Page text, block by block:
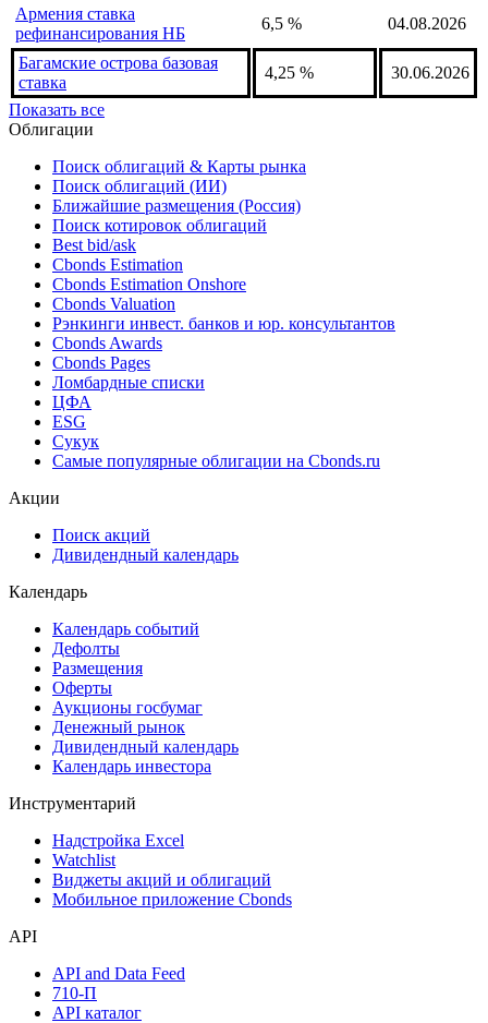
Армения ставка
рефинансирования НБ
6,5 % 04.08.2026
Багамские острова базовая
ставка
4,25 %
30.06.2026
Показать все
Облигации
Поиск облигаций & Карты рынка
Поиск облигаций (ИИ)
Ближайшие размещения (Россия)
Поиск котировок облигаций
Best bid/ask
Cbonds Estimation
Cbonds Estimation Onshore
Cbonds Valuation
Рэнкинги инвест. банков и юр. консультантов
Cbonds Awards
Cbonds Pages
Ломбардные списки
ЦФА
ESG
Сукук
Самые популярные облигации на Cbonds.ru
Акции
Поиск акций
Дивидендный календарь
Календарь
Календарь событий
Дефолты
Размещения
Оферты
Аукционы госбумаг
Денежный рынок
Дивидендный календарь
Календарь инвестора
Инструментарий
Надстройка Excel
Watchlist
Виджеты акций и облигаций
Мобильное приложение Cbonds
API
API and Data Feed
710-П
API каталог